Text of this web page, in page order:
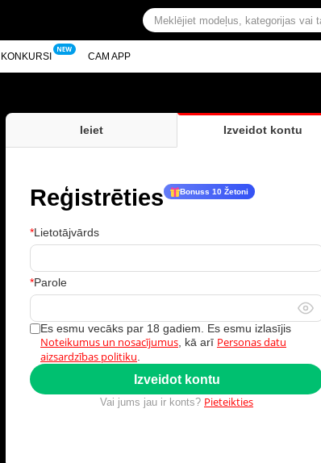
KONKURSI CAM APP
Ieiet Izveidot kontu
Reģistrēties Bonuss 10 Žetoni
Lietotājvārds
Parole
Es esmu vecāks par 18 gadiem. Es esmu izlasījis
Noteikumus un nosacījumus , kā arī Personas datu
aizsardzības politiku
Izveidot kontu
Vai jums jau ir konts? Pieteikties